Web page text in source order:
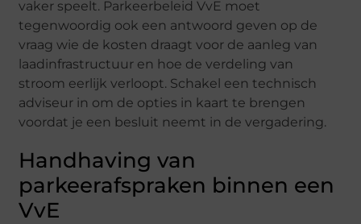
vaker speelt. Parkeerbeleid VvE moet
tegenwoordig ook een antwoord geven op de
vraag wie de kosten draagt voor de aanleg van
laadinfrastructuur en hoe de verdeling van
stroom eerlijk verloopt. Schakel een technisch
adviseur in om de opties in kaart te brengen
voordat je een besluit neemt in de vergadering.
Handhaving van
parkeerafspraken binnen een
VvE